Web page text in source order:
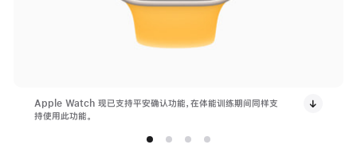
Apple Watch 现已支持平安确认功能，在体能训练期间同样支
持使用此功能。